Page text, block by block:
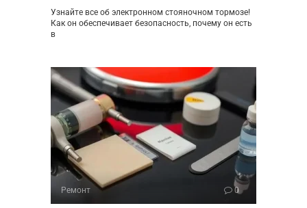
Узнайте все об электронном стояночном тормозе!
Как он обеспечивает безопасность, почему он есть
в
Ремонт 0